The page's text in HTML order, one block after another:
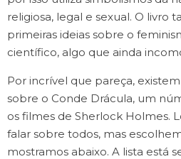
religiosa, legal e sexual. O livro
primeiras ideias sobre o
científico, algo que ainda
Por incrível que pareça,
sobre o Conde Drácula, um
os filmes de Sherlock Holmes.
falar sobre todos, mas
mostramos abaixo. A lista está